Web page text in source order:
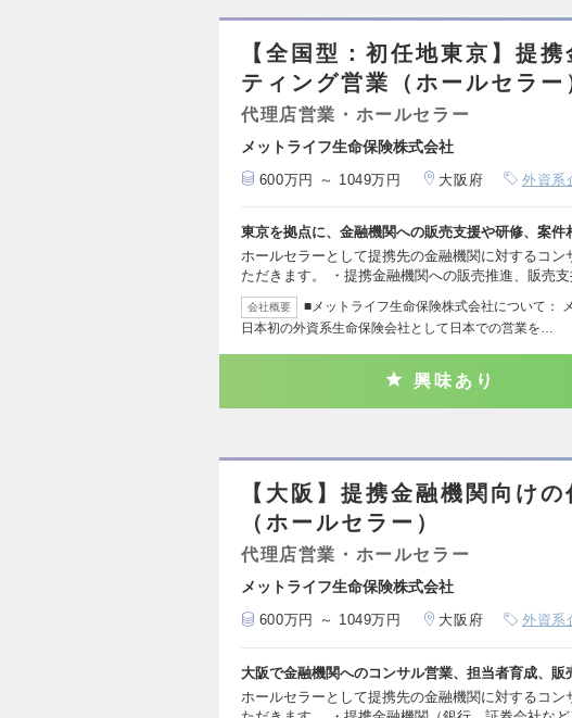
【全国型：初任地東京】提
ティング営業（ホールセラー
代理店営業・ホールセラー
メットライフ生命保険株式会社
600万円 ～ 1049万円 大阪府 外資系
東京を拠点に、金融機関への販売支援や研修、案件
ホールセラーとして提携先の金融機関に対するコ
ただきます。 ・提携金融機関への販売推進、販売
会社概要
■メットライフ生命保険株式会社について：
日本初の外資系生命保険会社として日本での営業を…
興味あり
【大阪】提携金融機関向け
（ホールセラー）
代理店営業・ホールセラー
メットライフ生命保険株式会社
600万円 ～ 1049万円 大阪府 外資系
大阪で金融機関へのコンサル営業、担当者育成、販
ホールセラーとして提携先の金融機関に対するコ